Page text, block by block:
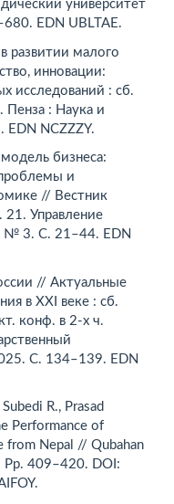
университет
EDN UBLTAE.
развитии малого
инновации:
исследований : сб.
Пенза : Наука и
NCZZZY.
бизнеса:
и
// Вестник
21. Управление
№ 3. С. 21–44. EDN
// Актуальные
в XXI веке : сб.
конф. в 2-х ч.
С. 134–139. EDN
R., Prasad
Performance of
from Nepal // Qubahan
Pp. 409–420. DOI: